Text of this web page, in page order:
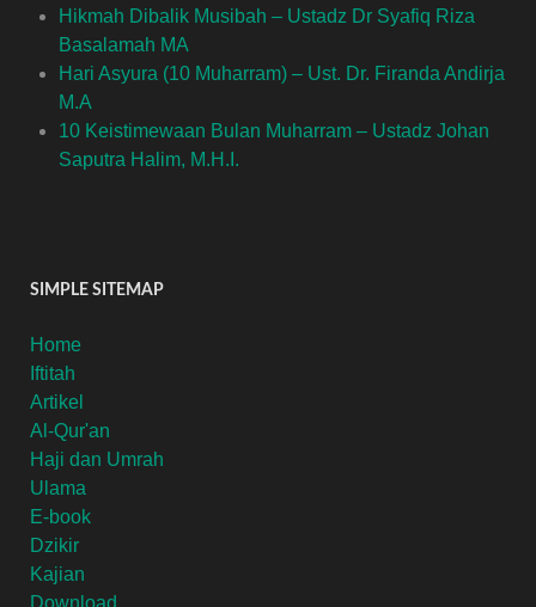
Hikmah Dibalik Musibah – Ustadz Dr Syafiq Riza
Basalamah MA
Hari Asyura (10 Muharram) – Ust. Dr. Firanda Andirja
M.A
10 Keistimewaan Bulan Muharram – Ustadz Johan
Saputra Halim, M.H.I.
SIMPLE SITEMAP
Home
Iftitah
Artikel
Al-Qur'an
Haji dan Umrah
Ulama
E-book
Dzikir
Kajian